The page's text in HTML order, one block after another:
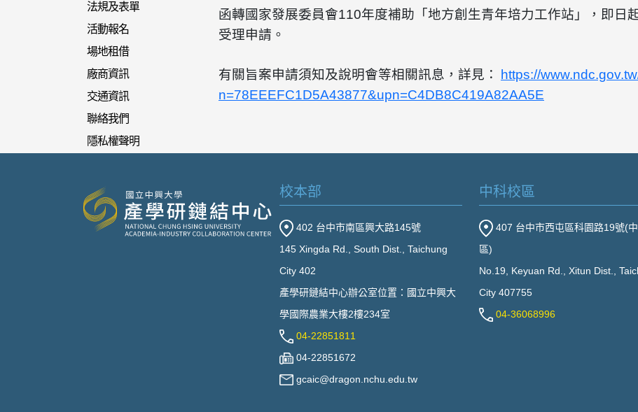
法規及表單
活動報名
場地租借
廠商資訊
交通資訊
聯絡我們
隱私權聲明
函轉國家發展委員會110年度補助「地方創生青年培力工作站」，即日
受理申請。
有關旨案申請須知及說明會等相關訊息，詳見：
https://
n=78EEEFC1D5A43877&upn=C4DB8C419A82AA5E
校本部
402 台中市南區興大路145號
145 Xingda Rd., South Dist., Taichung
City 402
產學研鏈結中心辦公室位置：國立中興大
學國際農業大樓2樓234室
04-22851811
04-22851672
gcaic@dragon.nchu.edu.tw
中科校區
407 台中市西屯區科園路19號(
區)
No.19, Keyuan Rd., Xitun Dist.,
City 407755
04-36068996